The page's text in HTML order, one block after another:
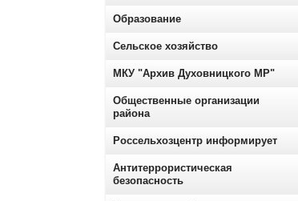
Образование
Сельское хозяйство
МКУ "Архив Духовницкого МР"
Общественные организации
района
Россельхозцентр информирует
Антитеррористическая
безопасность